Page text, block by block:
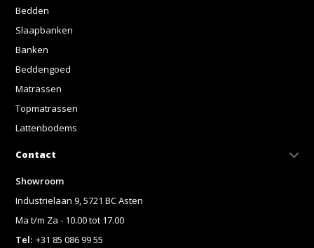
Bedden
Slaapbanken
Banken
Beddengoed
Matrassen
Topmatrassen
Lattenbodems
Contact
Showroom
Industrielaan 9, 5721 BC Asten
Ma t/m Za - 10.00 tot 17.00
Tel: +31 85 086 99 55